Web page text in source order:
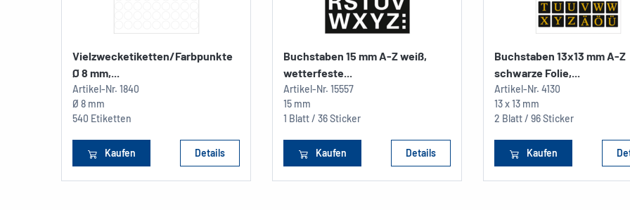
Vielzwecketiketten/Farbpunkte
Ø 8 mm,...
Artikel-Nr. 1840
Ø 8 mm
540 Etiketten
Kaufen Details
Buchstaben 15 mm A-Z weiß,
wetterfeste...
Artikel-Nr. 15557
15 mm
1 Blatt / 36 Sticker
Kaufen Details
Buchstaben 13x13 mm A-Z
schwarze Folie,...
Artikel-Nr. 4130
13 x 13 mm
2 Blatt / 96 Sticker
Kaufen